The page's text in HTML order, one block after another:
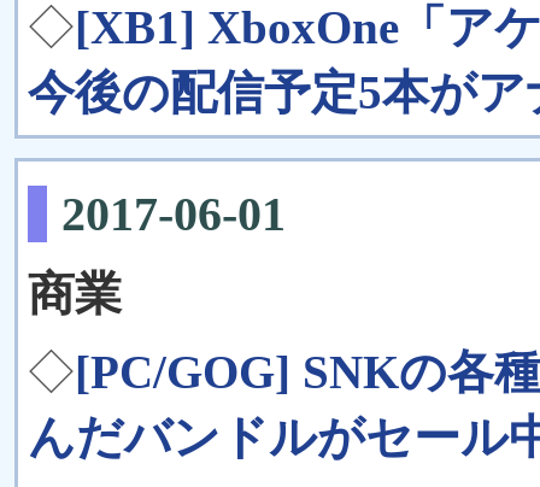
◇[XB1] XboxOne「ア
今後の配信予定5本が
2017-06-01
商業
◇[PC/GOG] SNKの各
んだバンドルがセール